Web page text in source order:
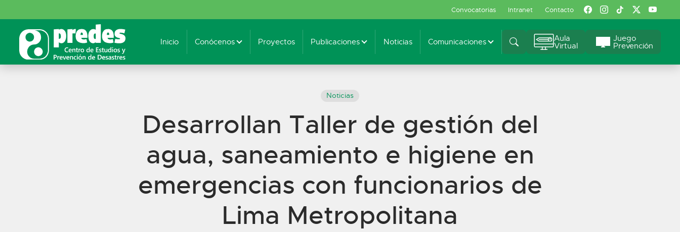
Convocatorias Intranet Contacto
Inicio Conócenos Proyectos Publicaciones Noticias Comunicaciones Aula
Virtual
Juego
Prevención
Noticias
Desarrollan Taller de gestión del
agua, saneamiento e higiene en
emergencias con funcionarios de
Lima Metropolitana